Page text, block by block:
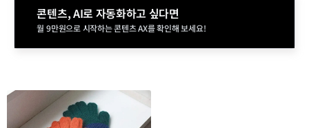
콘텐츠, AI로 자동화하고 싶다면
월 9만원으로 시작하는 콘텐츠 AX를 확인해 보세요!